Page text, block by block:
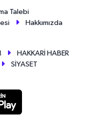
Talebi
Hakkımızda
HAKKARİ HABER
SİYASET